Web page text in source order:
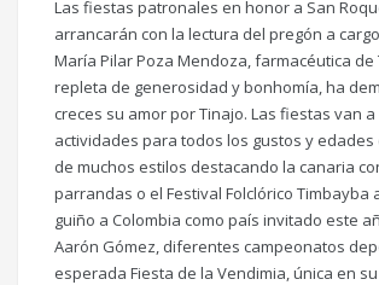
Las fiestas patronales en honor a San
arrancarán con la lectura del pregón a
María Pilar Poza Mendoza, farmacéutica de
repleta de generosidad y bonhomía, ha
creces su amor por Tinajo. Las fiestas van
actividades para todos los gustos y edades
de muchos estilos destacando la canaria
parrandas o el Festival Folclórico Timbayba
guiño a Colombia como país invitado este
Aarón Gómez, diferentes campeonatos
esperada Fiesta de la Vendimia, única en